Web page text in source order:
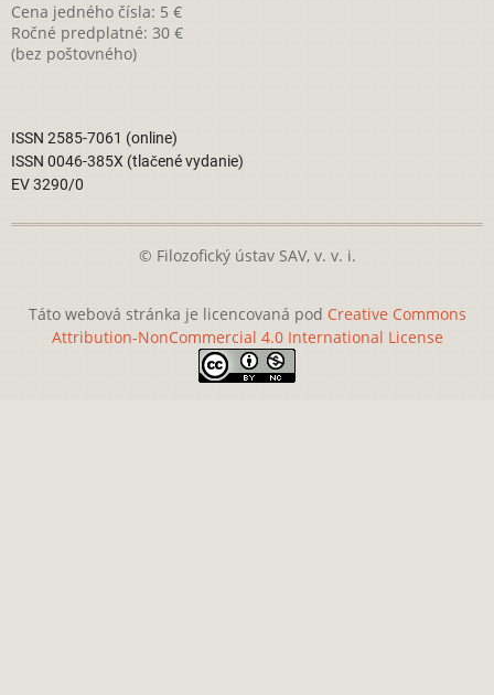
Cena jedného čísla: 5 €
Ročné predplatné: 30 €
(bez poštovného)
ISSN 2585-7061 (online)
ISSN 0046-385X (tlačené vydanie)
EV 3290/0
© Filozofický ústav SAV, v. v. i.
Táto webová stránka je licencovaná pod Creative Commons
Attribution-NonCommercial 4.0 International License